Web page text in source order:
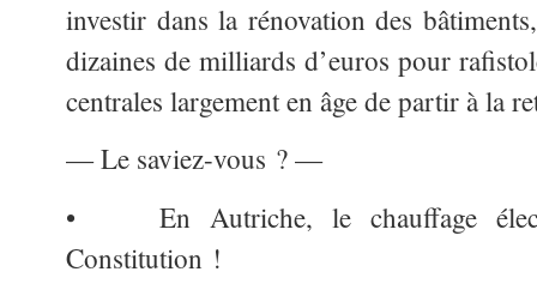
investir dans la rénovation des
dizaines de milliards d’euros pour
centrales largement en âge de partir à la
— Le saviez-vous ? —
• En Autriche, le chauffage
Constitution !